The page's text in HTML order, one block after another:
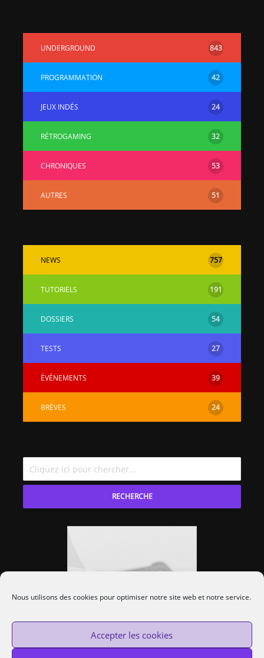
Nous utilisons des cookies pour optimiser notre site web et notre service.
Accepter les cookies
UNDERGROUND 843
PROGRAMMATION 42
JEUX INDÉS 24
RÉTROGAMING 32
CHRONIQUES 53
AUTRES 51
NEWS 757
TUTORIELS 191
DOSSIERS 54
TESTS 27
ÉVÉNEMENTS 39
BRÈVES 24
RECHERCHE